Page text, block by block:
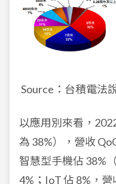
Source：台積電法
以應用別來看，
為 38%），營收
智慧型手機佔 38%
4%；IoT 佔 8%，